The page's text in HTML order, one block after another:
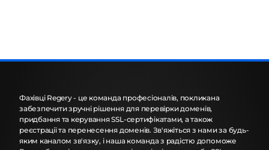
Фахівці Regery - це команда професіоналів, покликана
забезпечити зручні рішення для перевірки доменів,
придбання та керування SSL-сертифікатами, а також
реєстрації та перенесення доменів. Зв'яжіться з нами за будь-
яким каналом зв'язку, і наша команда з радістю допоможе